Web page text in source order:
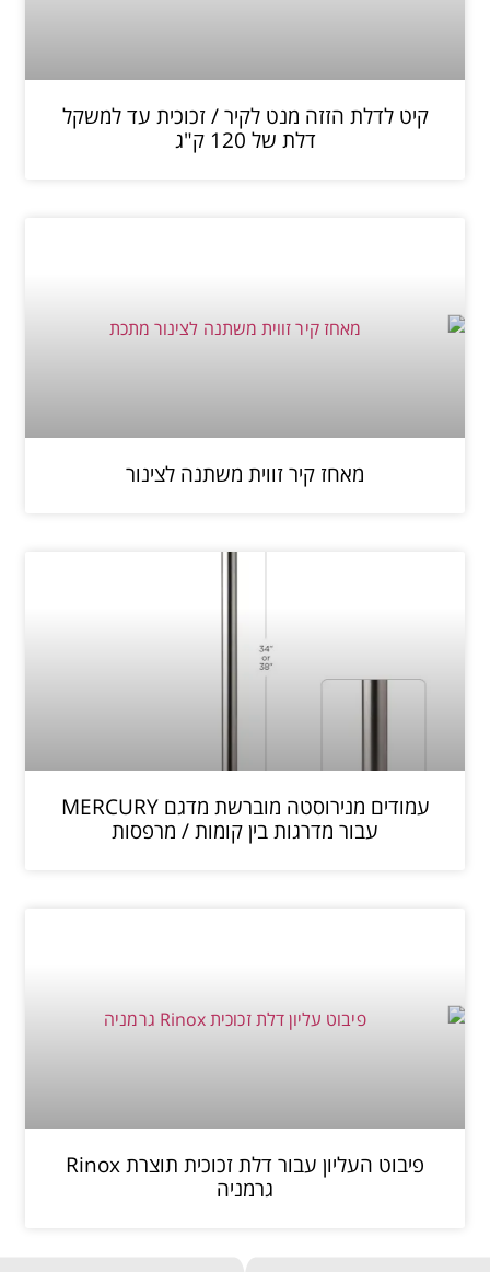
קיט לדלת הזזה מנט לקיר / זכוכית עד למשקל
דלת של 120 ק"ג
מאחז קיר זווית משתנה לצינור
עמודים מנירוסטה מוברשת מדגם MERCURY
עבור מדרגות בין קומות / מרפסות
פיבוט העליון עבור דלת זכוכית תוצרת Rinox
גרמניה